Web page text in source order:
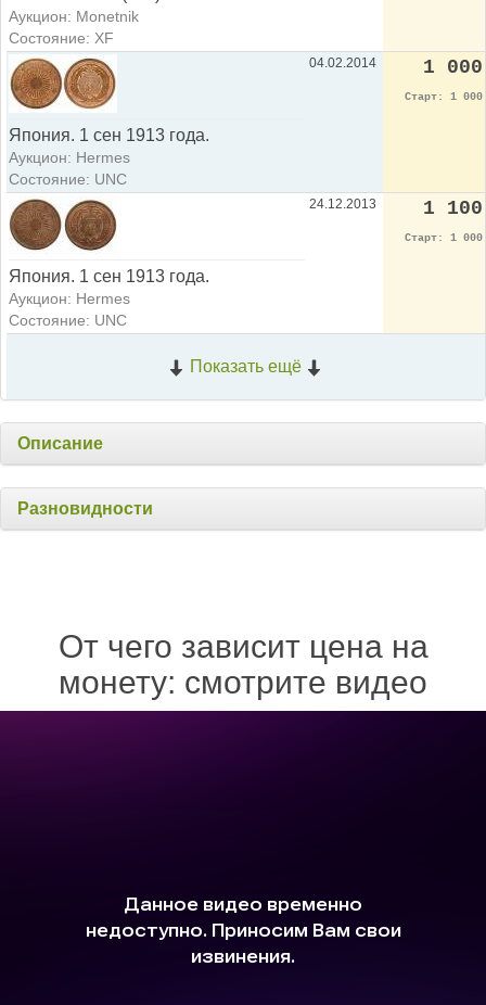
Аукцион: Monetnik
Состояние: XF
Япония. 1 сен 1913 года.
Аукцион: Hermes
Состояние: UNC
04.02.2014 1 000
Старт: 1 000
Япония. 1 сен 1913 года.
Аукцион: Hermes
Состояние: UNC
24.12.2013 1 100
Старт: 1 000
Показать ещё
Описание
Разновидности
От чего зависит цена на
монету: смотрите видео